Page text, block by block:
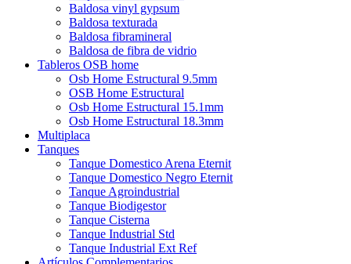
Baldosa vinyl gypsum
Baldosa texturada
Baldosa fibramineral
Baldosa de fibra de vidrio
Tableros OSB home
Osb Home Estructural 9.5mm
OSB Home Estructural
Osb Home Estructural 15.1mm
Osb Home Estructural 18.3mm
Multiplaca
Tanques
Tanque Domestico Arena Eternit
Tanque Domestico Negro Eternit
Tanque Agroindustrial
Tanque Biodigestor
Tanque Cisterna
Tanque Industrial Std
Tanque Industrial Ext Ref